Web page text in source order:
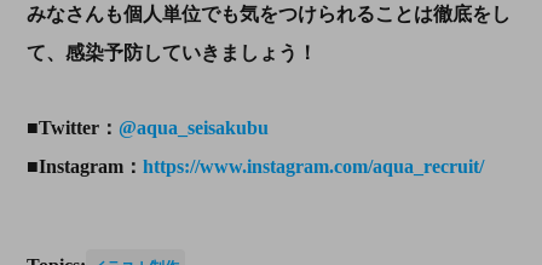
みなさんも個人単位でも気をつけられることは徹底をし
て、感染予防していきましょう！
■Twitter： @aqua_seisakubu
■Instagram： https://www.instagram.com/aqua_recruit/